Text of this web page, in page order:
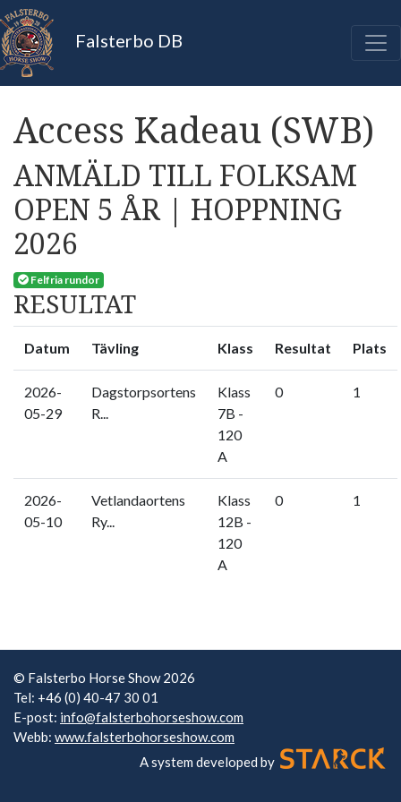
Falsterbo DB
Access Kadeau (SWB)
ANMÄLD TILL FOLKSAM
OPEN 5 ÅR | HOPPNING
2026
Felfria rundor
RESULTAT
Datum Tävling Klass Resultat Plats
2026-
05-29
Dagstorpsortens
R...
Klass
7B -
120
A
0 1
2026-
05-10
Vetlandaortens
Ry...
Klass
12B -
120
A
0 1
© Falsterbo Horse Show 2026
Tel: +46 (0) 40-47 30 01
E-post: info@falsterbohorseshow.com
Webb: www.falsterbohorseshow.com
A system developed by